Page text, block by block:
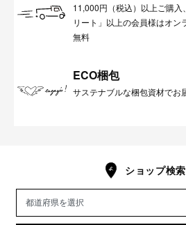
11,000円（税込）以上ご購入
リート」以上の会員様はオン
無料
ECO梱包
サステナブルな梱包資材でお
ショップ検索